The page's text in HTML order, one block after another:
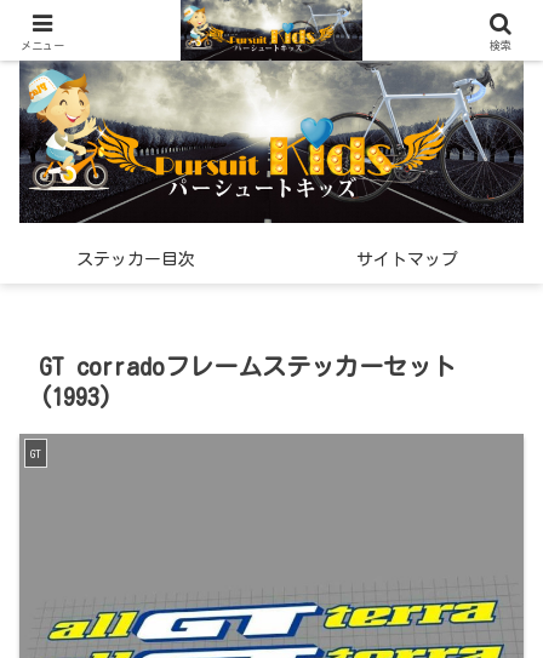
世界中で見つけた「希少なスポーツ雑貨」の紹介メディア
ステッカー目次 サイトマップ
GT corradoフレームステッカーセット
(1993)
GT
メニュー 検索